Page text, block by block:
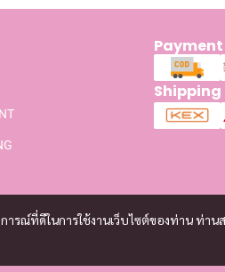
ณ์ที่ดีในการใช้งานเว็บไซต์ของท่าน ท่าน
Payment
Shipping